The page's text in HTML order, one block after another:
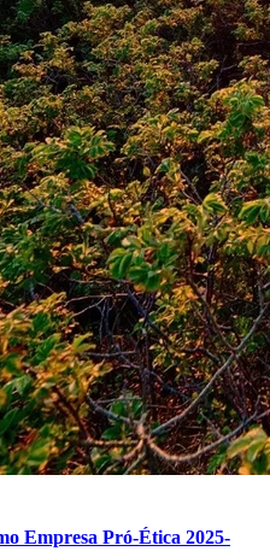
Empresa Pró-Ética 2025-